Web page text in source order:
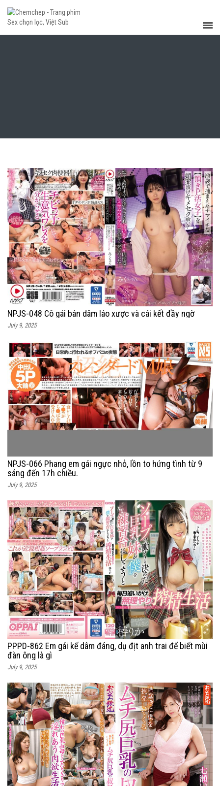
NPJS-048 Cô gái bán dâm láo xược và cái kết đầy ngờ
July 9, 2025
NPJS-066 Phang em gái ngực nhỏ, lồn to hứng tình từ 9
sáng đến 17h chiều.
July 9, 2025
PPPD-862 Em gái kế dâm đáng, dụ địt anh trai để biết mùi
đàn ông là gì
July 9, 2025